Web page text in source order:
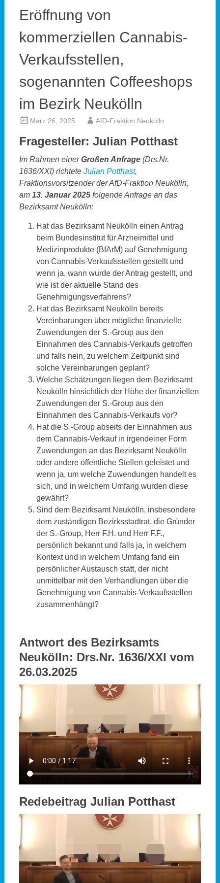
Eröffnung von
kommerziellen Cannabis-
Verkaufsstellen,
sogenannten Coffeeshops
im Bezirk Neukölln
März 26, 2025 AfD-Fraktion Neukölln
Fragesteller: Julian Potthast
Im Rahmen einerGroßen Anfrage(Drs.Nr.
1636/XXI) richtete Julian Potthast,
Fraktionsvorsitzender der AfD-Fraktion Neukölln,
am 13. Januar 2025 folgende Anfrage an das
Bezirksamt Neukölln:
Hat das Bezirksamt Neukölln einen Antrag
beim Bundesinstitut für Arzneimittel und
Medizinprodukte (BfArM) auf Genehmigung
von Cannabis-Verkaufsstellen gestellt und
wenn ja, wann wurde der Antrag gestellt, und
wie ist der aktuelle Stand des
Genehmigungsverfahrens?
Hat das Bezirksamt Neukölln bereits
Vereinbarungen über mögliche finanzielle
Zuwendungen der S.-Group aus den
Einnahmen des Cannabis-Verkaufs getroffen
und falls nein, zu welchem Zeitpunkt sind
solche Vereinbarungen geplant?
Welche Schätzungen liegen dem Bezirksamt
Neukölln hinsichtlich der Höhe der finanziellen
Zuwendungen der S.-Group aus den
Einnahmen des Cannabis-Verkaufs vor?
Hat die S.-Group abseits der Einnahmen aus
dem Cannabis-Verkauf in irgendeiner Form
Zuwendungen an das Bezirksamt Neukölln
oder andere öffentliche Stellen geleistet und
wenn ja, um welche Zuwendungen handelt es
sich, und in welchem Umfang wurden diese
gewährt?
Sind dem Bezirksamt Neukölln, insbesondere
dem zuständigen Bezirksstadtrat, die Gründer
der S.-Group, Herr F.H. und Herr F.F.,
persönlich bekannt und falls ja, in welchem
Kontext und in welchem Umfang fand ein
persönlicher Austausch statt, der nicht
unmittelbar mit den Verhandlungen über die
Genehmigung von Cannabis-Verkaufsstellen
zusammenhängt?
Antwort des Bezirksamts
Neukölln: Drs.Nr. 1636/XXI vom
26.03.2025
Redebeitrag Julian Potthast